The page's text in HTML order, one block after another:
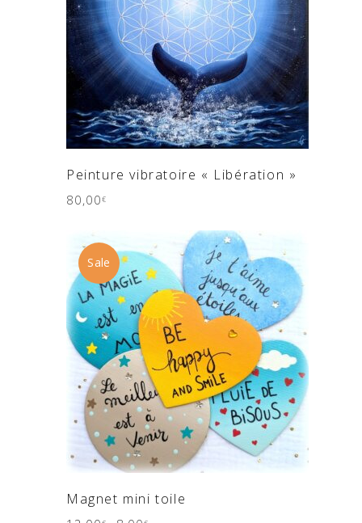
AJOUTER AU PANIER
Peinture vibratoire « Libération »
80,00€
Sale
AJOUTER AU PANIER
Magnet mini toile